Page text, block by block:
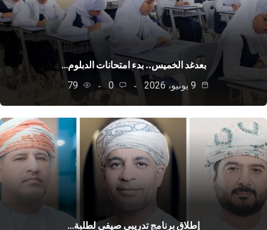
بعدغد الخميس.. بدء امتحانات الدبلوم…
0
79
إطلاق برنامج تدريبي صيفي لطلبة…